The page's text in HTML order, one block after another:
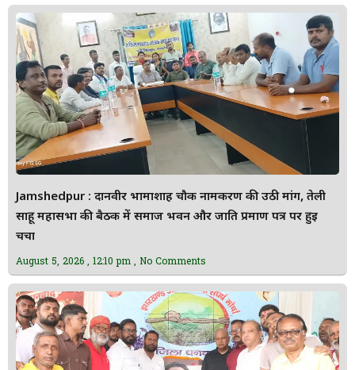
Jamshedpur : दानवीर भामाशाह चौक नामकरण की उठी मांग, तेली
साहू महासभा की बैठक में समाज भवन और जाति प्रमाण पत्र पर हुई
चर्चा
August 5, 2026 12:10 pm No Comments